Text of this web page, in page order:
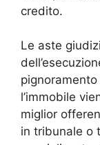
credito.
Le aste
pignoramento
l’immobile
miglior
in tribunale o